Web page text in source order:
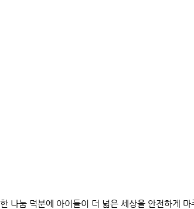
나눔 덕분에 아이들이 더 넓은 세상을 안전하게